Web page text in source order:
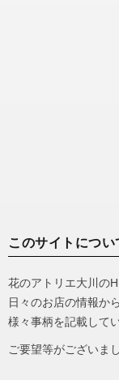
このサイトについ
花のアトリエ大川の
日々のお店の情報か
様々事柄を記載して
ご要望等がございま